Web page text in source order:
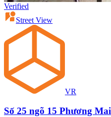
Verified
Street View
VR
Số 25 ngõ 15 Phương Mai